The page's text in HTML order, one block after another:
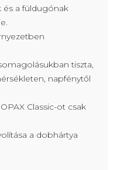
és a füldugónak
tiszta,
napfénytől
Classic-ot csak
a dobhártya